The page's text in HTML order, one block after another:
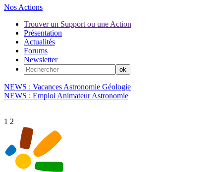
Nos Actions
Trouver un Support ou une Action
Présentation
Actualités
Forums
Newsletter
NEWS : Vacances Astronomie Géologie
NEWS : Emploi Animateur Astronomie
1 2